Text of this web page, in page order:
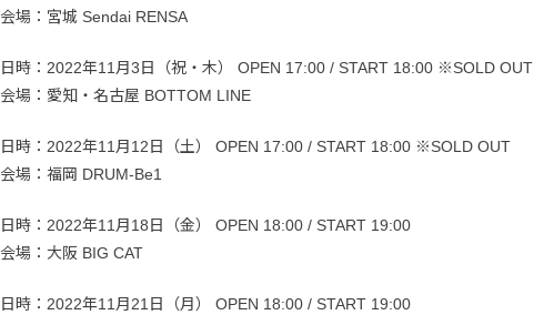
会場：宮城 Sendai RENSA
日時：2022年11月3日（祝・木） OPEN 17:00 / START 18:00 ※SOLD OUT
会場：愛知・名古屋 BOTTOM LINE
日時：2022年11月12日（土） OPEN 17:00 / START 18:00 ※SOLD OUT
会場：福岡 DRUM-Be1
日時：2022年11月18日（金） OPEN 18:00 / START 19:00
会場：大阪 BIG CAT
日時：2022年11月21日（月） OPEN 18:00 / START 19:00